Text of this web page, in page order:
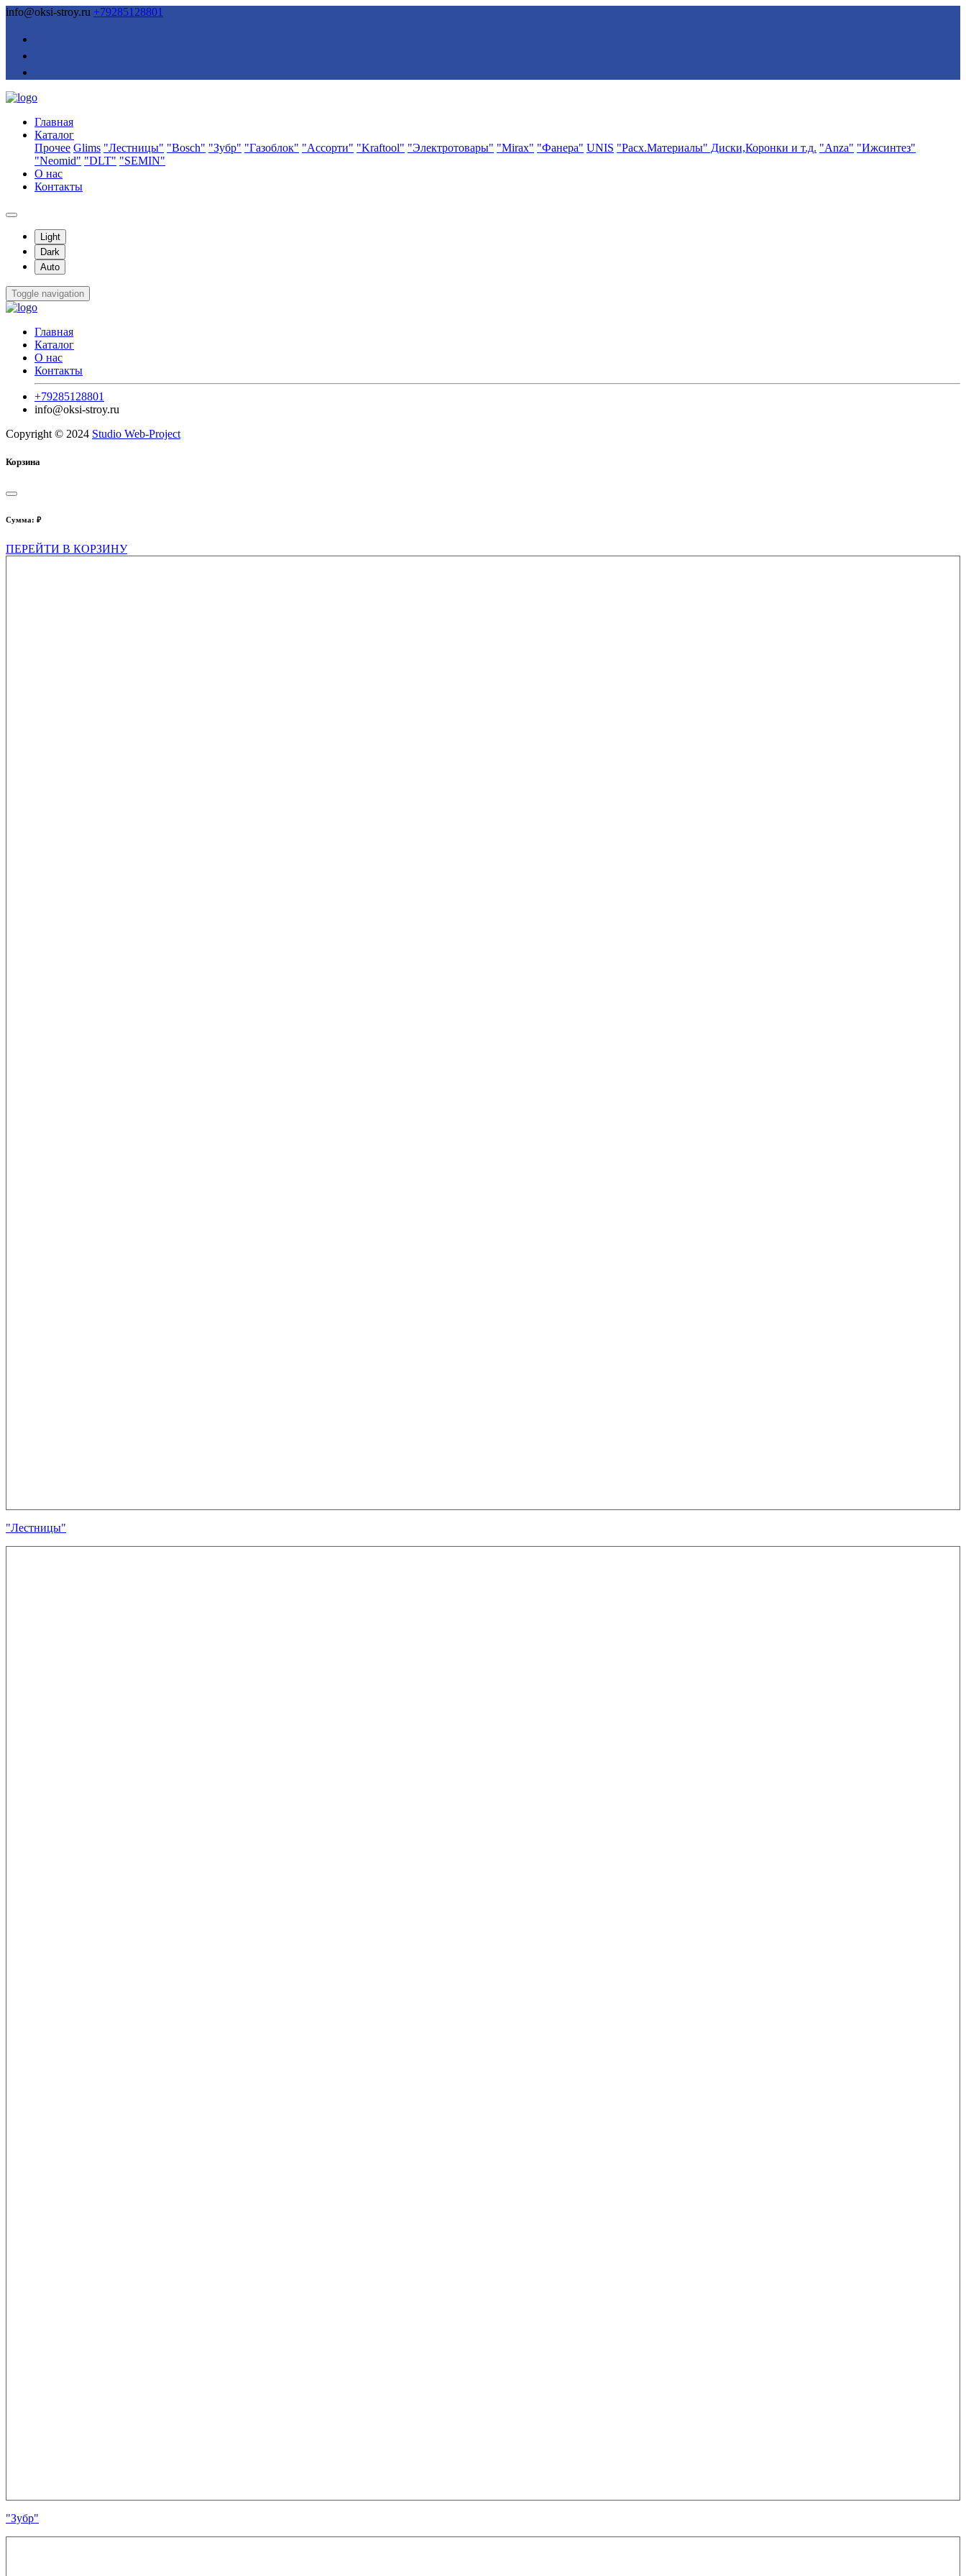
info@oksi-stroy.ru +79285128801
Главная
Каталог
Прочее Glims "Лестницы" "Bosch" "Зубр" "Газоблок" "Ассорти" "Kraftool" "Электротовары" "Mirax" "Фанера" UNIS "Расх.Материалы" Диски,Коронки и т.д. "Anza" "Ижсинтез"
"Neomid" "DLT" "SEMIN"
О нас
Контакты
Light
Dark
Auto
Toggle navigation
Главная
Каталог
О нас
Контакты
+79285128801
info@oksi-stroy.ru
Copyright © 2024 Studio Web-Project
Корзина
Сумма: ₽
ПЕРЕЙТИ В КОРЗИНУ
"Лестницы"
"Зубр"